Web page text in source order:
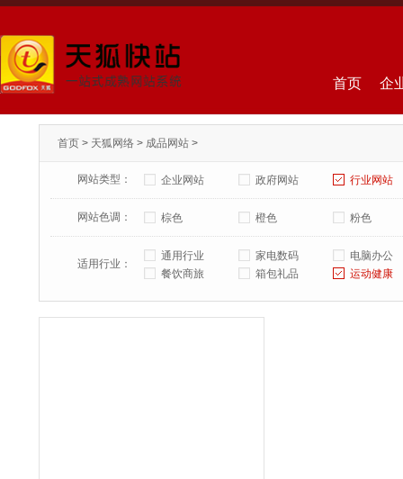
首页 企
首页 > 天狐网络 > 成品网站 >
网站类型： 企业网站 政府网站 行业网站
网站色调： 棕色 橙色 粉色
适用行业：
通用行业 家电数码
电脑办公
餐饮商旅
箱包礼品 运动健康